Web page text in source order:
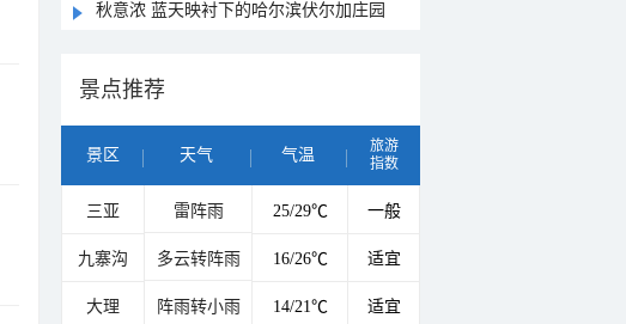
秋意浓 蓝天映衬下的哈尔滨伏尔加庄园
景点推荐
景区 天气 气温
旅游
指数
三亚 雷阵雨 25/29℃ 一般
九寨沟 多云转阵雨 16/26℃ 适宜
大理 阵雨转小雨 14/21℃ 适宜